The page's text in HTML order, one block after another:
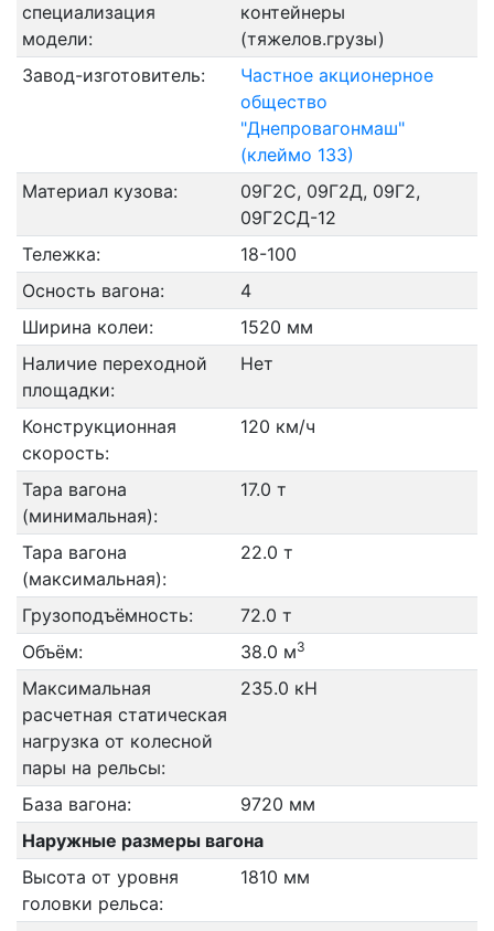
специализация
модели:
контейнеры
(тяжелов.грузы)
Завод-изготовитель:
Частное акционерное
общество
"Днепровагонмаш"
(клеймо 133)
Материал кузова:
09Г2С, 09Г2Д, 09Г2,
09Г2СД-12
Тележка:
18-100
Осность вагона:
4
Ширина колеи:
1520 мм
Наличие переходной
площадки:
Нет
Конструкционная
скорость:
120 км/ч
Тара вагона
(минимальная):
17.0 т
Тара вагона
(максимальная):
22.0 т
Грузоподъёмность:
72.0 т
Объём:
38.0 м3
Максимальная
расчетная статическая
нагрузка от колесной
пары на рельсы:
235.0 кН
База вагона:
9720 мм
Наружные размеры вагона
Высота от уровня
головки рельса:
1810 мм